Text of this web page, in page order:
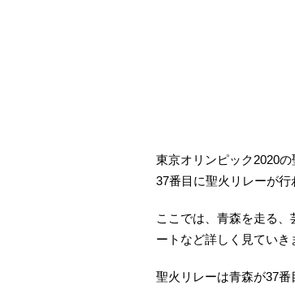
東京オリンピック2020
37番目に聖火リレーが行
ここでは、青森を走る
ートなど詳しく見ていき
聖火リレーは青森が37番